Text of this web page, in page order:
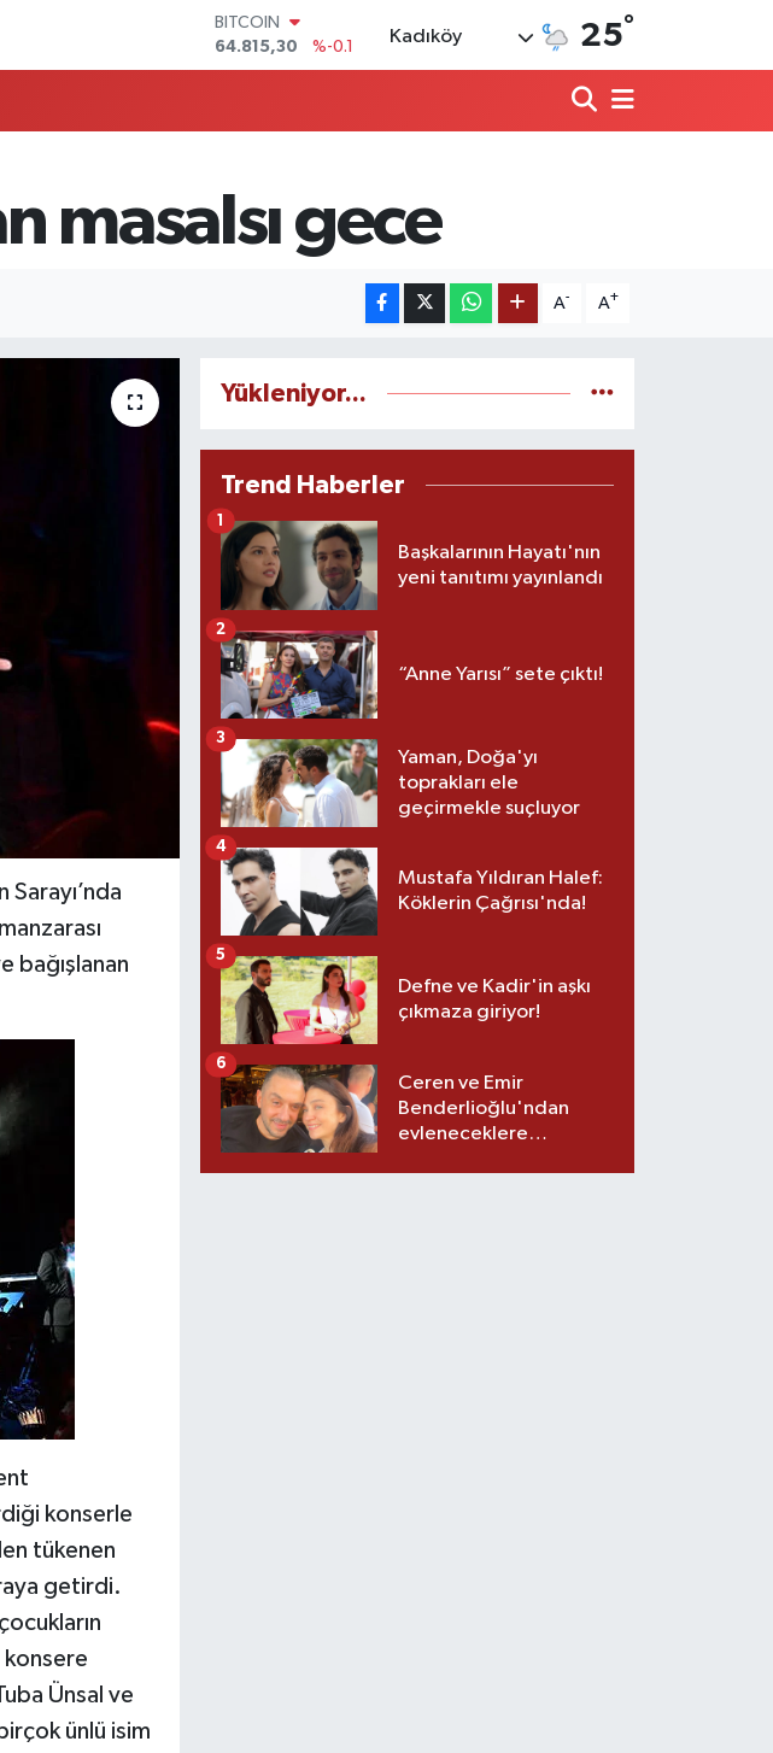
DOLAR
47,7436
%0.18
EURO
6660.55
BİST100
13.779
%-14
Kadıköy 25°
masalsı gece
A- A+
bağışlanan
konserle
tükenen
getirdi.
konsere
Ünsal ve
ünlü isim
Yükleniyor...
Trend Haberler
Başkalarının Hayatı'nın
yeni tanıtımı yayınlandı
1
“Anne Yarısı” sete çıktı!
2
Yaman, Doğa'yı
toprakları ele
geçirmekle suçluyor
3
Mustafa Yıldıran Halef:
Köklerin Çağrısı'nda!
4
Defne ve Kadir'in aşkı
çıkmaza giriyor!
5
Ceren ve Emir
Benderlioğlu'ndan
evleneceklere
6